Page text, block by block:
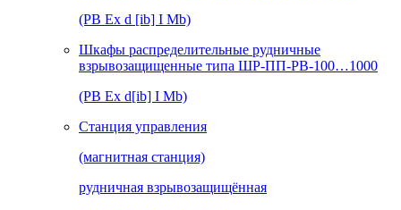
(РВ Ex d [ib] I Mb)
Шкафы распределительные рудничные
взрывозащищенные типа ШР-ПП-РВ-100…1000
(РВ Ex d[ib] I Mb)
Станция управления
(магнитная станция)
рудничная взрывозащищённая